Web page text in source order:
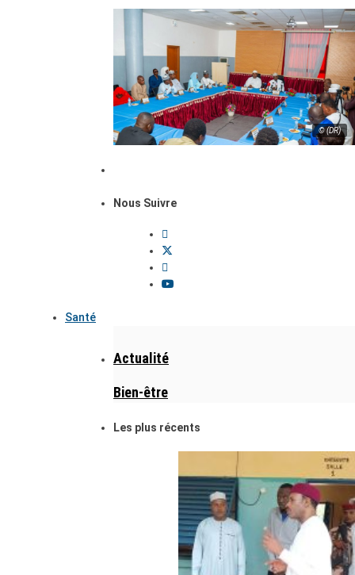
© (DR)
Nous Suivre
Santé
Actualité
Bien-être
Les plus récents